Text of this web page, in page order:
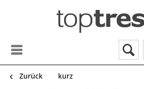
Zurück kurz